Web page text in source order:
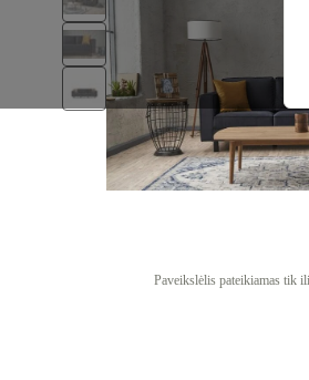
Paveikslėlis pateikiamas tik